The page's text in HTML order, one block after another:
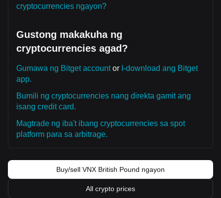
cryptocurrencies ngayon?
Gustong makakuha ng
cryptocurrencies agad?
Gumawa ng Bitget accountor I-download ang Bitget
app.
Bumili ng cryptocurrencies nang direkta gamit ang
isang credit card.
Magtrade ng iba't ibang cryptocurrencies sa spot
platform para sa arbitrage.
Buy/sell VNX British Pound ngayon
All crypto prices